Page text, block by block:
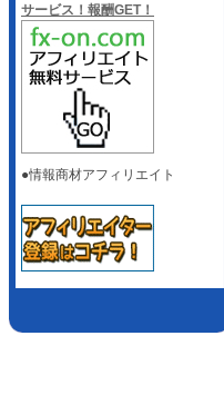
サービス！報酬GET！
●情報商材アフィリエイト